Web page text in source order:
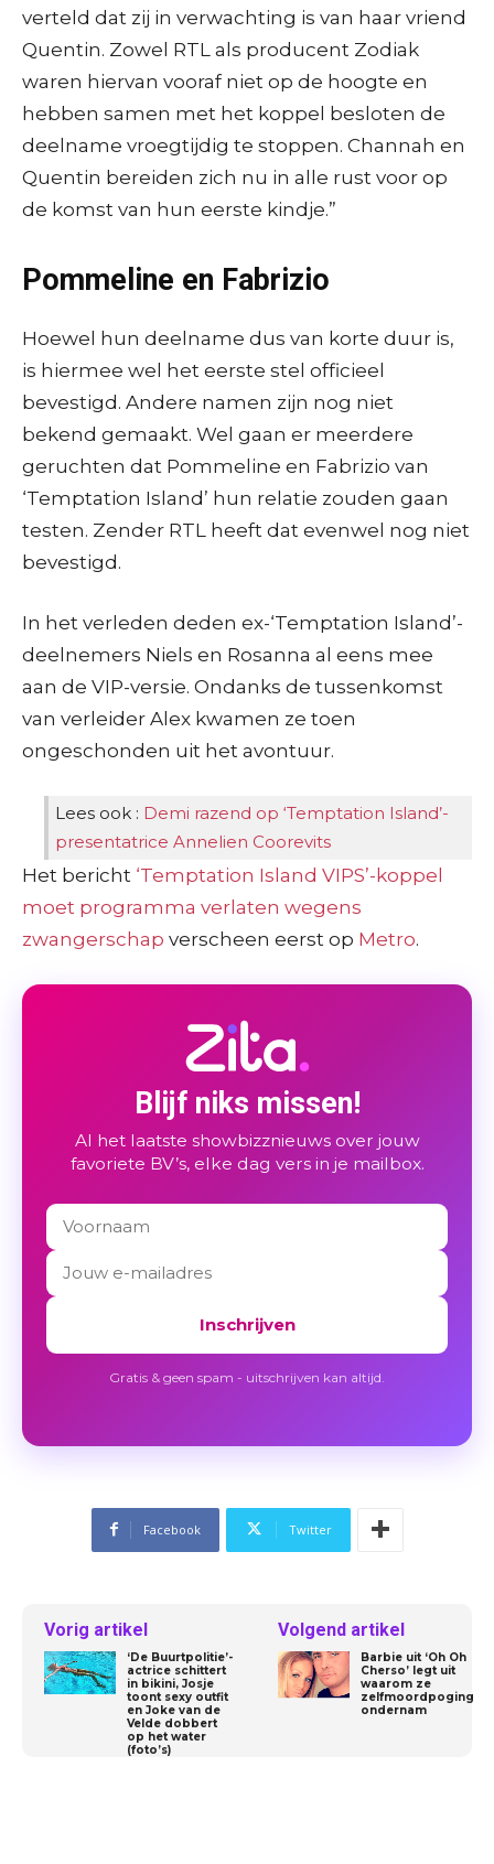
verteld dat zij in verwachting is van haar vriend
Quentin. Zowel RTL als producent Zodiak
waren hiervan vooraf niet op de hoogte en
hebben samen met het koppel besloten de
deelname vroegtijdig te stoppen. Channah en
Quentin bereiden zich nu in alle rust voor op
de komst van hun eerste kindje.”
Pommeline en Fabrizio
Hoewel hun deelname dus van korte duur is,
is hiermee wel het eerste stel officieel
bevestigd. Andere namen zijn nog niet
bekend gemaakt. Wel gaan er meerdere
geruchten dat Pommeline en Fabrizio van
‘Temptation Island’ hun relatie zouden gaan
testen. Zender RTL heeft dat evenwel nog niet
bevestigd.
In het verleden deden ex-‘Temptation Island’-
deelnemers Niels en Rosanna al eens mee
aan de VIP-versie. Ondanks de tussenkomst
van verleider Alex kwamen ze toen
ongeschonden uit het avontuur.
Lees ook : Demi razend op ‘Temptation Island’-
presentatrice Annelien Coorevits
Het bericht ‘Temptation Island VIPS’-koppel
moet programma verlaten wegens
zwangerschap verscheen eerst op Metro.
Blijf niks missen!
Al het laatste showbizznieuws over jouw
favoriete BV’s, elke dag vers in je mailbox.
Inschrijven
Gratis & geen spam - uitschrijven kan altijd.
Facebook Twitter
Vorig artikel
‘De Buurtpolitie’-
actrice schittert
in bikini, Josje
toont sexy outfit
en Joke van de
Velde dobbert
op het water
(foto’s)
Volgend artikel
Barbie uit ‘Oh Oh
Cherso’ legt uit
waarom ze
zelfmoordpoging
ondernam